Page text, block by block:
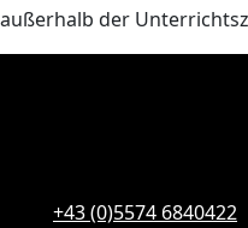
außerhalb der
+43 (0)5574 6840422